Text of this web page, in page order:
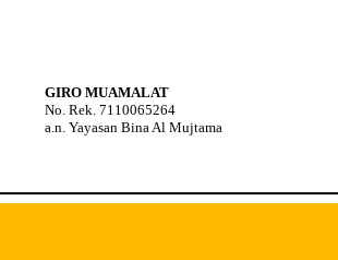
GIRO MUAMALAT
No. Rek. 7110065264
a.n. Yayasan Bina Al Mujtama